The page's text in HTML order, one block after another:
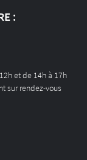
:
et de 14h à 17h
sur rendez-vous